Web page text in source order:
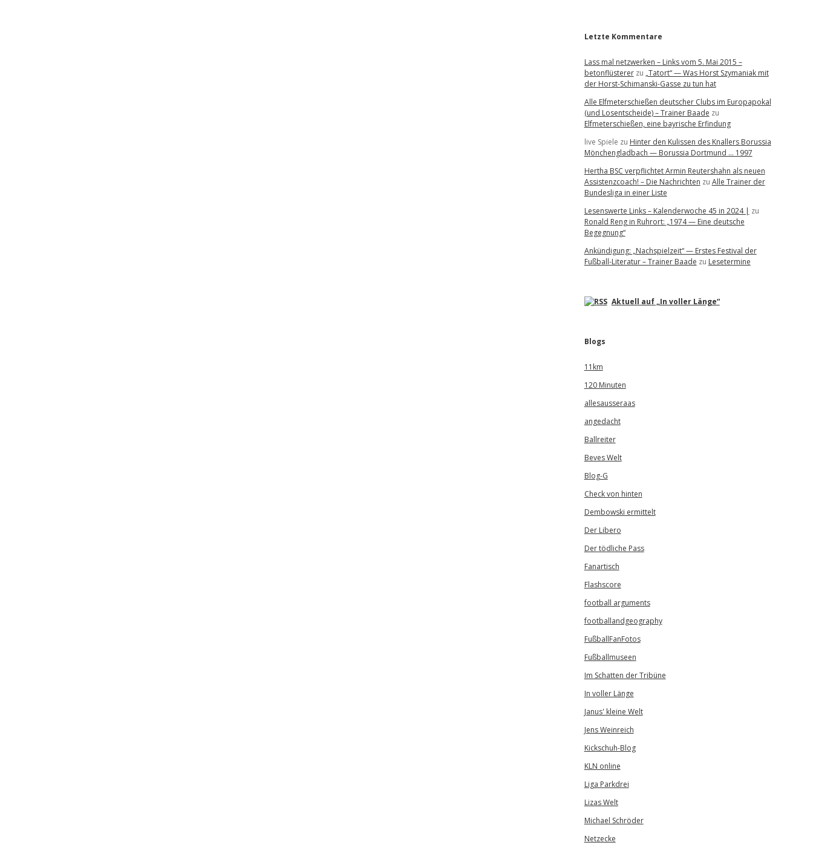
Letzte Kommentare
Lass mal netzwerken – Links vom 5. Mai 2015 –
betonflüstererzu „Tatort“ — Was Horst Szymaniak mit
der Horst-Schimanski-Gasse zu tun hat
Alle Elfmeterschießen deutscher Clubs im Europapokal
(und Losentscheide) – Trainer Baade zu
Elfmeterschießen, eine bayrische Erfindung
live Spiele zu Hinter den Kulissen des Knallers Borussia
Mönchengladbach — Borussia Dortmund … 1997
Hertha BSC verpflichtet Armin Reutershahn als neuen
Assistenzcoach! – Die Nachrichten zu Alle Trainer der
Bundesliga in einer Liste
Lesenswerte Links – Kalenderwoche 45 in 2024 | zu
Ronald Reng in Ruhrort: „1974 — Eine deutsche
Begegnung“
Ankündigung: „Nachspielzeit“ — Erstes Festival der
Fußball-Literatur – Trainer Baade zu Lesetermine
Aktuell auf „In voller Länge“
Blogs
11km
120 Minuten
allesausseraas
angedacht
Ballreiter
Beves Welt
Blog-G
Check von hinten
Dembowski ermittelt
Der Libero
Der tödliche Pass
Fanartisch
Flashscore
football arguments
footballandgeography
FußballFanFotos
Fußballmuseen
Im Schatten der Tribüne
In voller Länge
Janus' kleine Welt
Jens Weinreich
Kickschuh-Blog
KLN online
Liga Parkdrei
Lizas Welt
Michael Schröder
Netzecke